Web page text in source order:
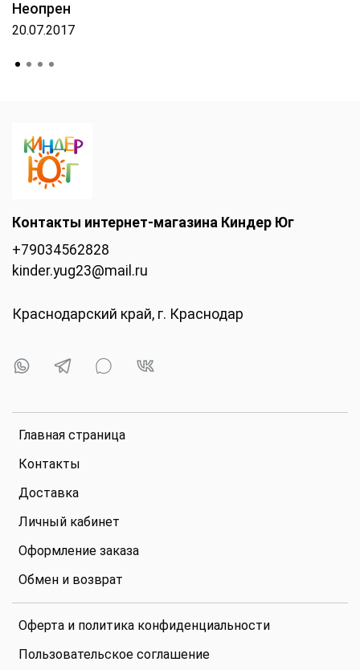
Неопрен
20.07.2017
Главная страница
Контакты
Доставка
Личный кабинет
Оформление заказа
Обмен и возврат
Оферта и политика конфиденциальности
Пользовательское соглашение
Контакты интернет-магазина Киндер Юг
+79034562828
kinder.yug23@mail.ru
Краснодарский край, г. Краснодар